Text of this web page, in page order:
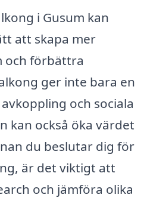
i Gusum kan
att skapa mer
och förbättra
ger inte bara en
och sociala
kan också öka värdet
du beslutar dig för
är det viktigt att
och jämföra olika